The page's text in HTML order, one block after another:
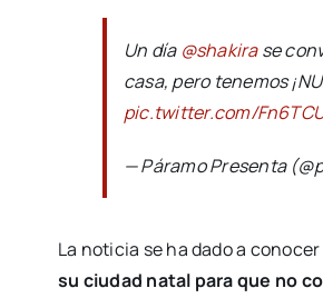
Un día @shakirase
casa, pero tenemos
pic.twitter.com/
— Páramo Presenta
La noticia se ha dado a conocer
su ciudad natal para que no